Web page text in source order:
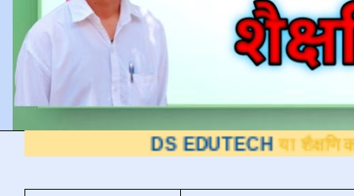
DS EDUTECH या शैक्षणिक ब्लॉगवर